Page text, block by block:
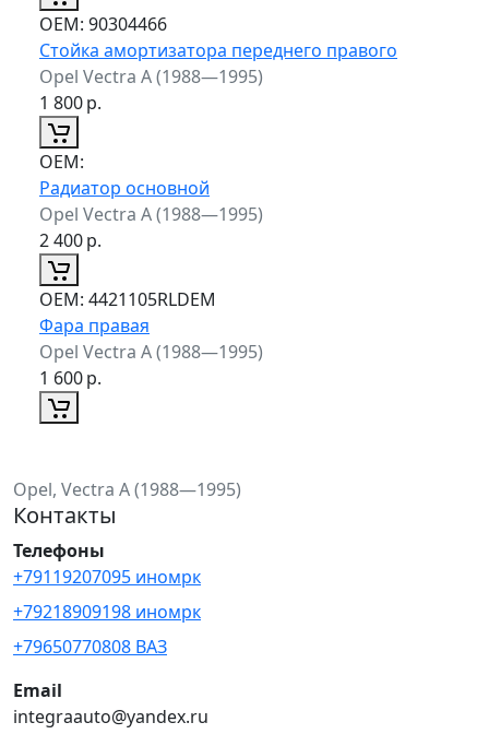
ОЕМ: 90304466
Стойка амортизатора переднего правого
Opel Vectra A (1988—1995)
1 800р.
ОЕМ:
Радиатор основной
Opel Vectra A (1988—1995)
2 400р.
ОЕМ: 4421105RLDEM
Фара правая
Opel Vectra A (1988—1995)
1 600р.
Opel, Vectra A (1988—1995)
Контакты
Телефоны
+79119207095 иномрк
+79218909198 иномрк
+79650770808 ВАЗ
Email
integraauto@yandex.ru